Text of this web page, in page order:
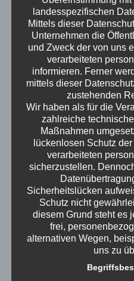
mr.secure Seite
Preistabelle(2)
Produkte(11)
Referenzen (25)
SecureDrive(2)
SpamProtection(2)
Support(1)
Uncategorized(11)
Virenschutz(3)
WebHosting(3)
POPULAR
landesspezifischen
Mittels dieser
Unternehmen die
und Zweck der von uns
verarbeiteten
informieren. Ferner
mittels dieser
zustehenden
Wir haben als für die
zahlreiche
Maßnahmen
lückenlosen Schutz
verarbeiteten
sicherzustellen.
Sicherheitslücken
Schutz nicht
diesem Grund steht es
frei,
alternativen Wegen,
uns zu